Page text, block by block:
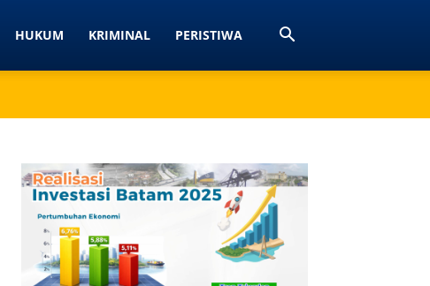
HUKUM KRIMINAL PERISTIWA